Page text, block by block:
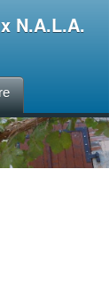
N.A.L.A.